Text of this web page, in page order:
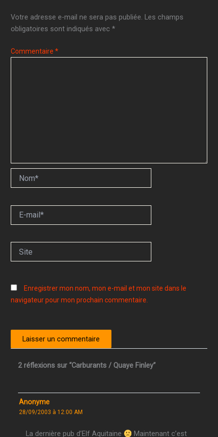
Votre adresse e-mail ne sera pas publiée. Les champs
obligatoires sont indiqués avec*
Commentaire*
mail*
Enregistrer mon nom, mon e-mail et mon site dans le
navigateur pour mon prochain commentaire.
2 réflexions sur “Carburants / Quaye Finley”
Anonyme
28/09/2003 à 12:00 AM
La dernière pub d’Elf Aquitaine Maintenant c’est